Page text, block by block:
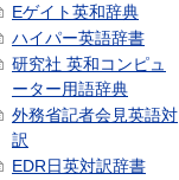
Eゲイト英和辞典
ハイパー英語辞書
研究社 英和コンピュ
ーター用語辞典
外務省記者会見英語対
訳
EDR日英対訳辞書